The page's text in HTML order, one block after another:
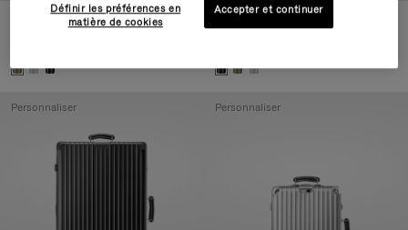
Classic Check-In L
Classic Trunk
Personnaliser Personnaliser
Définir les préférences en
matière de cookies
Accepter et continuer